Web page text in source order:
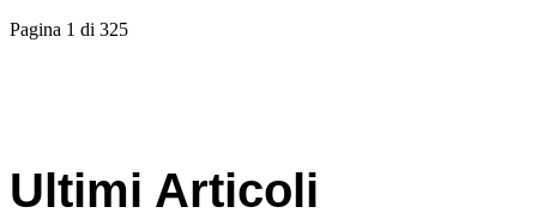
Pagina 1 di 325
Ultimi Articoli